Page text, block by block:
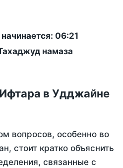
06:21
намаза
в Удджайне
вопросов, особенно во
стоит кратко объяснить
связанные с